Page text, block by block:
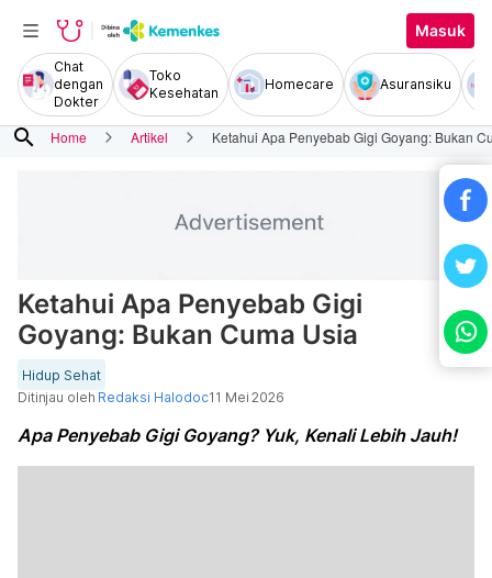
Masuk
Chat
dengan
Dokter
Toko
Kesehatan
Homecare Asuransiku
search Home Artikel Ketahui Apa Penyebab Gigi Goyang: Bukan
Ketahui Apa Penyebab Gigi
Goyang: Bukan Cuma Usia
Hidup Sehat
Ditinjau oleh Redaksi Halodoc11 Mei 2026
Apa Penyebab Gigi Goyang? Yuk, Kenali Lebih Jauh!